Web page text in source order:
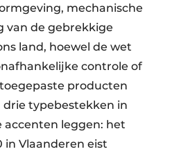
mechanische
van de gebrekkige
land, hoewel de wet
controle of
producten
drie typebestekken in
accenten leggen: het
in Vlaanderen eist